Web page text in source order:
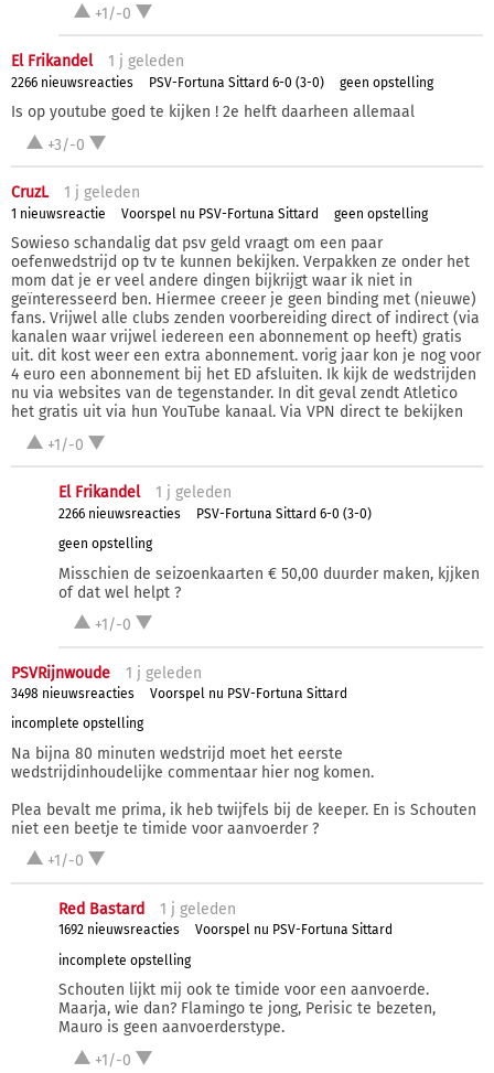
+1/-0
El Frikandel 1 j geleden
2266 nieuwsreacties PSV-Fortuna Sittard 6-0 (3-0) geen opstelling
Is op youtube goed te kijken ! 2e helft daarheen allemaal
+3/-0
CruzL 1 j geleden
1 nieuwsreactie Voorspel nu PSV-Fortuna Sittard geen opstelling
Sowieso schandalig dat psv geld vraagt om een paar
oefenwedstrijd op tv te kunnen bekijken. Verpakken ze onder het
mom dat je er veel andere dingen bijkrijgt waar ik niet in
geïnteresseerd ben. Hiermee creeer je geen binding met (nieuwe)
fans. Vrijwel alle clubs zenden voorbereiding direct of indirect (via
kanalen waar vrijwel iedereen een abonnement op heeft) gratis
uit. dit kost weer een extra abonnement. vorig jaar kon je nog voor
4 euro een abonnement bij het ED afsluiten. Ik kijk de wedstrijden
nu via websites van de tegenstander. In dit geval zendt Atletico
het gratis uit via hun YouTube kanaal. Via VPN direct te bekijken
+1/-0
El Frikandel 1 j geleden
2266 nieuwsreacties
PSV-Fortuna Sittard 6-0 (3-0)
geen opstelling
Misschien de seizoenkaarten € 50,00 duurder maken, kjjken
of dat wel helpt ?
+1/-0
PSVRijnwoude 1 j geleden
3498 nieuwsreacties
Voorspel nu PSV-Fortuna Sittard
incomplete opstelling
Na bijna 80 minuten wedstrijd moet het eerste
wedstrijdinhoudelijke commentaar hier nog komen.
Plea bevalt me prima, ik heb twijfels bij de keeper. En is Schouten
niet een beetje te timide voor aanvoerder ?
+1/-0
Red Bastard 1 j geleden
1692 nieuwsreacties
Voorspel nu PSV-Fortuna Sittard
incomplete opstelling
Schouten lijkt mij ook te timide voor een aanvoerde.
Maarja, wie dan? Flamingo te jong, Perisic te bezeten,
Mauro is geen aanvoerderstype.
+1/-0